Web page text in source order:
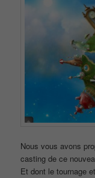
Nous vous avons
casting de ce
Et dont le tournage